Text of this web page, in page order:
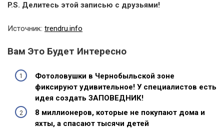
P.S. Делитесь этой записью с друзьями!
Источник: trendru.info
Вам Это Будет Интересно
Фотоловушки в Чернобыльской зоне
фиксируют удивительное! У специалистов есть
идея создать ЗАПОВЕДНИК!
8 миллионеров, которые не покупают дома и
яхты, а спасают тысячи детей